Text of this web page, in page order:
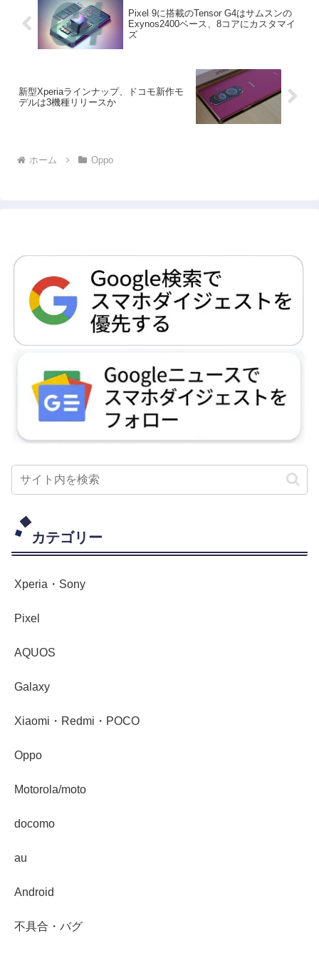
Pixel 9に搭載のTensor G4はサムスンの
Exynos2400ベース、8コアにカスタマイ
ズ
新型Xperiaラインナップ、ドコモ新作モ
デルは3機種リリースか
ホーム Oppo
カテゴリー
Xperia・Sony
Pixel
AQUOS
Galaxy
Xiaomi・Redmi・POCO
Oppo
Motorola/moto
docomo
au
Android
不具合・バグ